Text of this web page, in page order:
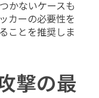
かないケースも
カーの必要性を
ことを推奨しま
撃の最